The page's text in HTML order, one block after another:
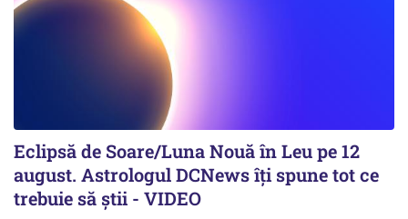
Eclipsă de Soare/Luna Nouă în Leu pe 12
august. Astrologul DCNews îți spune tot ce
trebuie să știi - VIDEO